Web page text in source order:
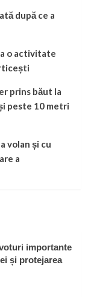
după ce a
o activitate
prins băut la
peste 10 metri
volan și cu
a
importante
și protejarea